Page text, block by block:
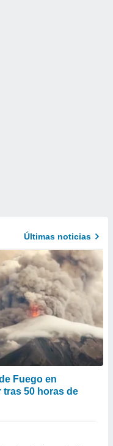
Últimas noticias
Fuego en
tras 50 horas de